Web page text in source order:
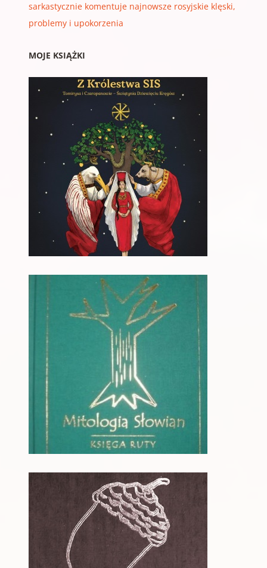
sarkastycznie komentuje najnowsze rosyjskie klęski,
problemy i upokorzenia
MOJE KSIĄŻKI